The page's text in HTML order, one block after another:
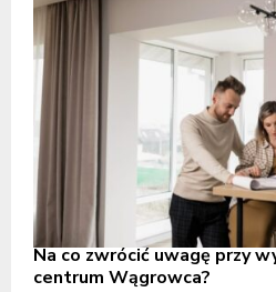
Na co zwrócić uwagę przy
centrum Wągrowca?